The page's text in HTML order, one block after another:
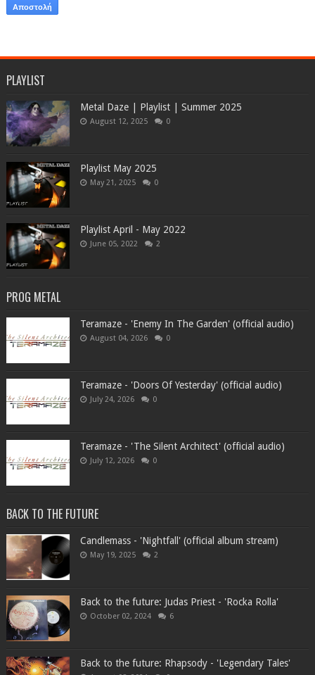
PLAYLIST
Metal Daze | Playlist | Summer 2025
August 12, 2025 0
Playlist May 2025
May 21, 2025 0
Playlist April - May 2022
June 05, 2022 2
PROG METAL
Teramaze - 'Enemy In The Garden' (official audio)
August 04, 2026 0
Teramaze - 'Doors Of Yesterday' (official audio)
July 24, 2026 0
Teramaze - 'The Silent Architect' (official audio)
July 12, 2026 0
BACK TO THE FUTURE
Candlemass - 'Nightfall' (official album stream)
May 19, 2025 2
Back to the future: Judas Priest - 'Rocka Rolla'
October 02, 2024 6
Back to the future: Rhapsody - 'Legendary Tales'